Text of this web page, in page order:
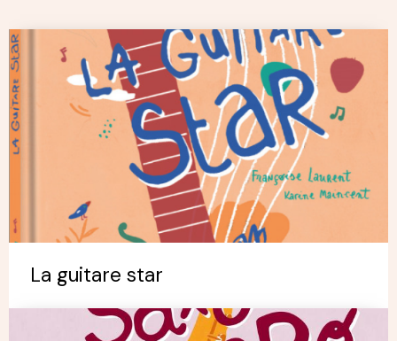
La guitare star